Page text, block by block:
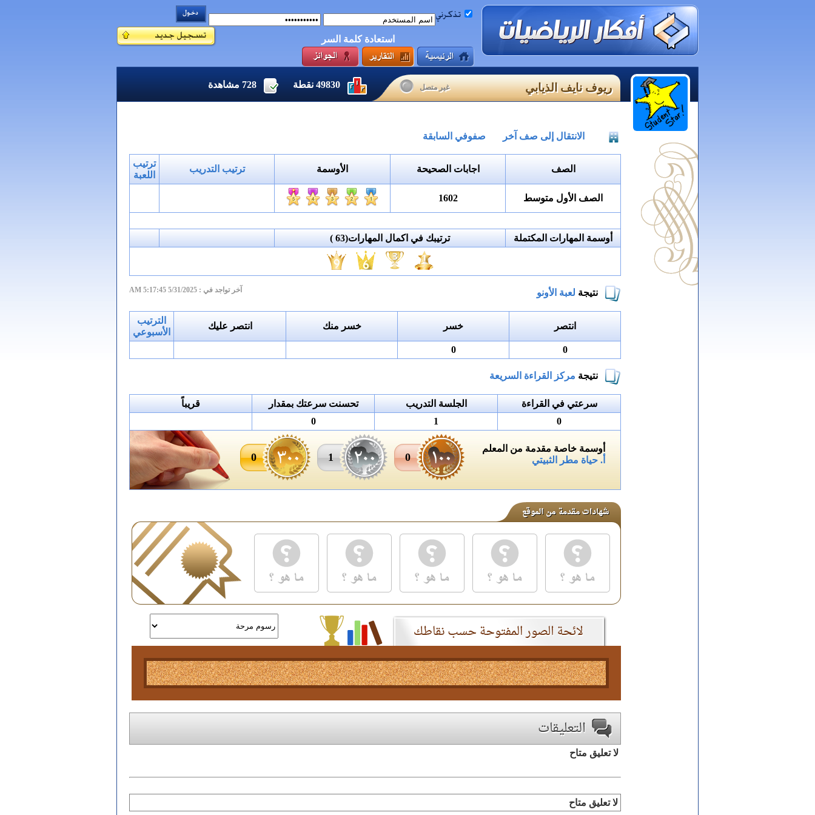
استعادة كلمة السر
ريوف نايف الذيابي غير متصل 49830 نقطة 728 مشاهدة
الانتقال إلى صف آخر صفوفي السابقة
الصف اجابات الصحيحة الأوسمة ترتيب التدريب
ترتيب
اللعبة
الصف الأول متوسط 1602
أوسمة المهارات المكتملة ترتيبك في اكمال المهارات(63 )
نتيجة لعبة الأونو آخر تواجد في : 5/31/2025 5:17:45 AM
انتصر خسر خسر منك انتصر عليك
الترتيب
الأسبوعي
0
0
نتيجة مركز القراءة السريعة
سرعتي في القراءة الجلسة التدريب تحسنت سرعتك بمقدار
قريباً
0
1
0
أوسمة خاصة مقدمة من المعلم
أ. حياة مطر الثبيتي
0
1
0
لا تعليق متاح
لا تعليق متاح